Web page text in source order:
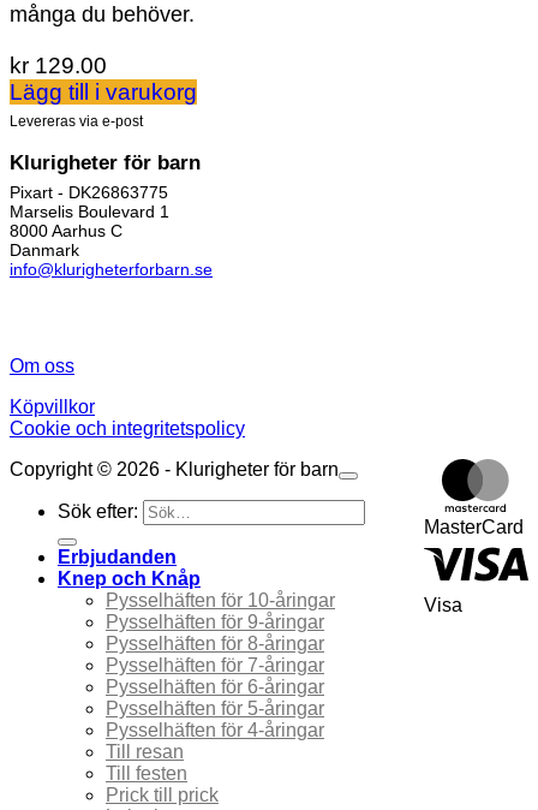
många du behöver.
kr 129.00
Lägg till i varukorg
Levereras via e-post
Klurigheter för barn
Pixart - DK26863775
Marselis Boulevard 1
8000 Aarhus C
Danmark
info@klurigheterforbarn.se
Om oss
Köpvillkor
Cookie och integritetspolicy
MasterCard
Visa
Copyright © 2026 - Klurigheter för barn
Sök efter:
Erbjudanden
Knep och Knåp
Pysselhäften för 10-åringar
Pysselhäften för 9-åringar
Pysselhäften för 8-åringar
Pysselhäften för 7-åringar
Pysselhäften för 6-åringar
Pysselhäften för 5-åringar
Pysselhäften för 4-åringar
Till resan
Till festen
Prick till prick